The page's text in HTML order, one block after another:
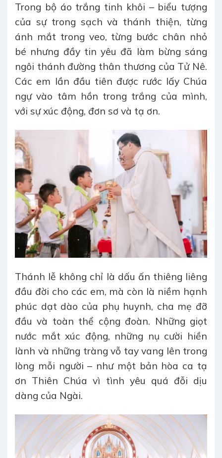
Trong bộ áo trắng tinh khôi – biểu tượng
của sự trong sạch và thánh thiện, từng
ánh mắt trong veo, từng bước chân nhỏ
bé nhưng đầy tin yêu đã làm bừng sáng
ngôi thánh đường thân thương của Tử Nê.
Các em lần đầu tiên được rước lấy Chúa
ngự vào tâm hồn trong trắng của mình,
với sự xúc động, đơn sơ và tạ ơn.
Thánh lễ không chỉ là dấu ấn thiêng liêng
đầu đời cho các em, mà còn là niềm hạnh
phúc dạt dào của phụ huynh, cha mẹ đỡ
đầu và toàn thể cộng đoàn. Những giọt
nước mắt xúc động, những nụ cười hiền
lành và những tràng vỗ tay vang lên trong
lòng mỗi người – như một bản hòa ca tạ
ơn Thiên Chúa vì tình yêu quá đỗi dịu
dàng của Ngài.